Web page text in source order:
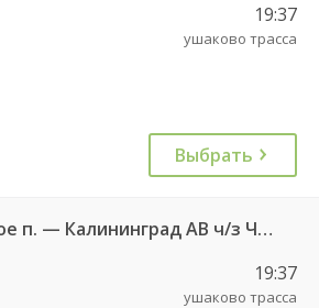
19:37
ушаково трасса
Выбрать
583 Чернышевское п. — Калининград АВ ч/з Черняховск АС
19:37
ушаково трасса